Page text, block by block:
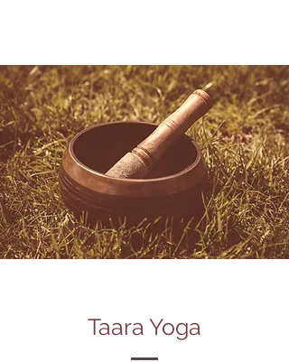
Taara Yoga